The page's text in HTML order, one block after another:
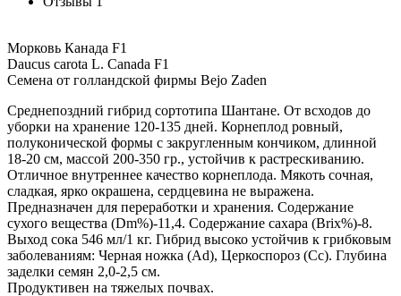
Морковь Канада F1
Daucus carota L. Canada F1
Семена от голландской фирмы Bejo Zaden
Среднепоздний гибрид сортотипа Шантане. От всходов до
уборки на хранение 120-135 дней. Корнеплод ровный,
полуконической формы с закругленным кончиком, длинной
18-20 см, массой 200-350 гр., устойчив к растрескиванию.
Отличное внутреннее качество корнеплода. Мякоть сочная,
сладкая, ярко окрашена, сердцевина не выражена.
Предназначен для переработки и хранения. Содержание
сухого вещества (Dm%)-11,4. Содержание сахара (Brix%)-8.
Выход сока 546 мл/1 кг. Гибрид высоко устойчив к грибковым
заболеваниям: Черная ножка (Ad), Церкоспороз (Cc). Глубина
заделки семян 2,0-2,5 см.
Продуктивен на тяжелых почвах.